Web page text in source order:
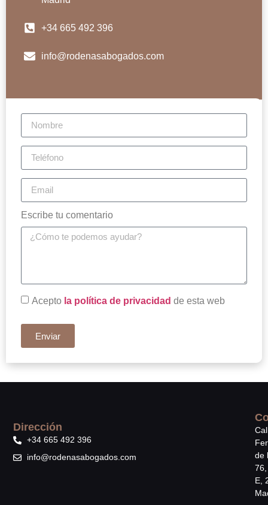
+34 665 492 396
info@rodenasabogados.com
Escribe tu comentario
Acepto la política de privacidad de esta web
Enviar
de
E,
Dirección
+34 665 492 396
info@rodenasabogados.com